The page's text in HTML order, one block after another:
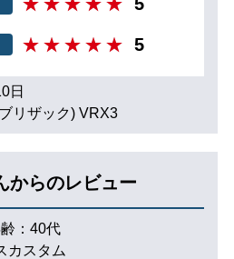
5
日
リザック) VRX3
からのレビュー
： 40代
カスタム